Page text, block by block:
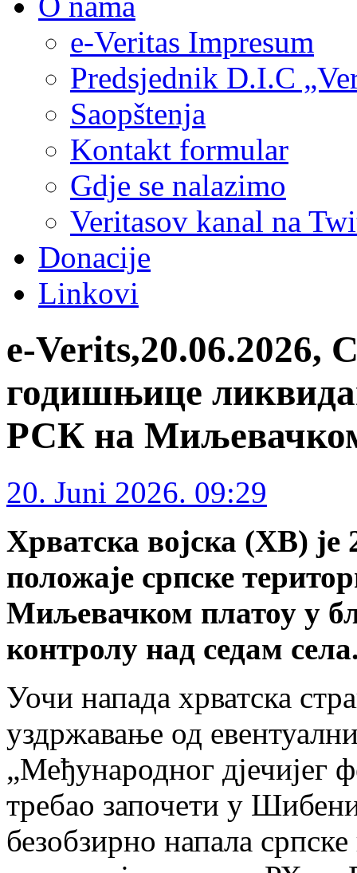
e-Veritas Impresum
Predsjednik D.I.C
Saopštenja
Kontakt formular
Gdje se nalazimo
Veritasov kanal na
Donacije
Linkovi
e-Verits,20.06.2026,
годишњице
РСК на Миљевачком
20. Juni 2026. 09:29
Хрватска војска (ХВ) је
положаје српске
Миљевачком платоу у
контролу над седам
Уочи напада хрватска
уздржавање од
„Међународног дјечијег
требао започети у
безобзирно напала